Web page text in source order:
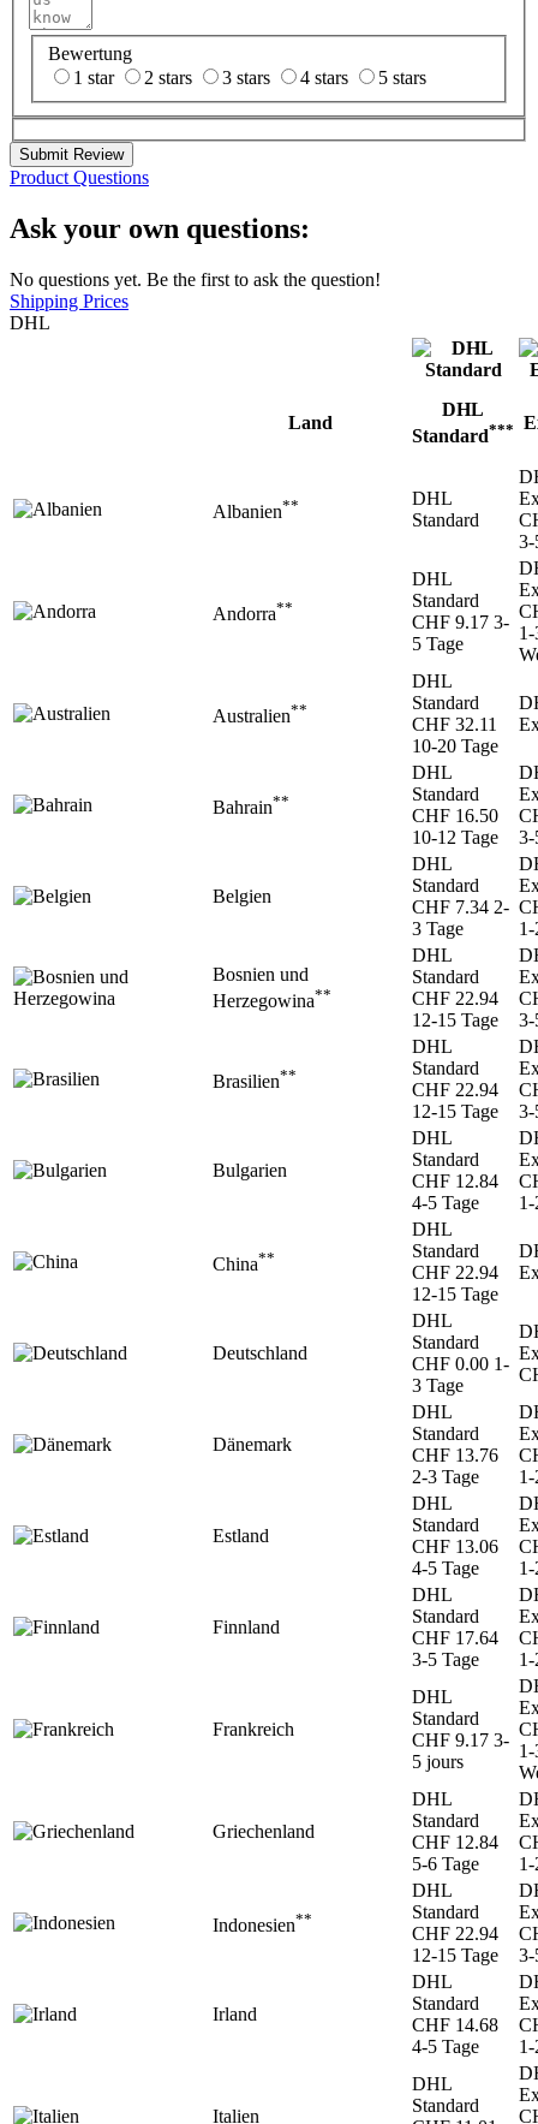
Bewertung
1 star
2 stars 3 stars 4 stars 5 stars
Submit Review
Product Questions
Ask your own questions:
No questions yet. Be the first to ask the question!
Shipping Prices
DHL
Land
DHL
Standard***
Albanien**
DHL
Standard
3-
Andorra**
DHL
Standard
CHF 9.17 3-
5 Tage
1-
Australien**
DHL
Standard
CHF 32.11
10-20 Tage
Bahrain**
DHL
Standard
CHF 16.50
10-12 Tage
3-
Belgien
DHL
Standard
CHF 7.34 2-
3 Tage
1-
Bosnien und
Herzegowina**
DHL
Standard
CHF 22.94
12-15 Tage
3-
Brasilien**
DHL
Standard
CHF 22.94
12-15 Tage
3-
Bulgarien
DHL
Standard
CHF 12.84
4-5 Tage
1-
China**
DHL
Standard
CHF 22.94
12-15 Tage
Deutschland
DHL
Standard
CHF 0.00 1-
3 Tage
Dänemark
DHL
Standard
CHF 13.76
2-3 Tage
1-
Estland
DHL
Standard
CHF 13.06
4-5 Tage
1-
Finnland
DHL
Standard
CHF 17.64
3-5 Tage
1-
Frankreich
DHL
Standard
CHF 9.17 3-
5 jours
1-
Griechenland
DHL
Standard
CHF 12.84
5-6 Tage
1-
Indonesien**
DHL
Standard
CHF 22.94
12-15 Tage
3-
Irland
DHL
Standard
CHF 14.68
4-5 Tage
1-
Italien
DHL
Standard